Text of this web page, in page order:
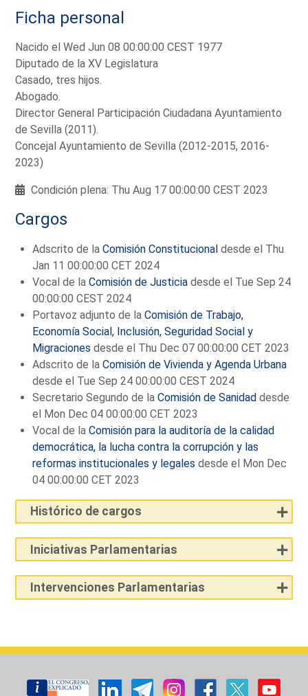
Ficha personal
Nacido el Wed Jun 08 00:00:00 CEST 1977
Diputado de la XV Legislatura
Casado, tres hijos.
Abogado.
Director General Participación Ciudadana Ayuntamiento
de Sevilla (2011).
Concejal Ayuntamiento de Sevilla (2012-2015, 2016-
2023)
Condición plena: Thu Aug 17 00:00:00 CEST 2023
Cargos
Adscrito de laComisión Constitucional desde el Thu
Jan 11 00:00:00 CET 2024
Vocal de laComisión de Justicia desde el Tue Sep 24
00:00:00 CEST 2024
Portavoz adjunto de laComisión de Trabajo,
Economía Social, Inclusión, Seguridad Social y
Migraciones desde el Thu Dec 07 00:00:00 CET 2023
Adscrito de laComisión de Vivienda y Agenda Urbana
desde el Tue Sep 24 00:00:00 CEST 2024
Secretario Segundo de laComisión de Sanidad desde
el Mon Dec 04 00:00:00 CET 2023
Vocal de laComisión para la auditoría de la calidad
democrática, la lucha contra la corrupción y las
reformas institucionales y legales desde el Mon Dec
04 00:00:00 CET 2023
Histórico de cargos
Iniciativas Parlamentarias
Intervenciones Parlamentarias